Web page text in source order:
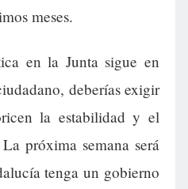
meses.
en la Junta sigue en
deberías exigir
la estabilidad y el
próxima semana será
tenga un gobierno